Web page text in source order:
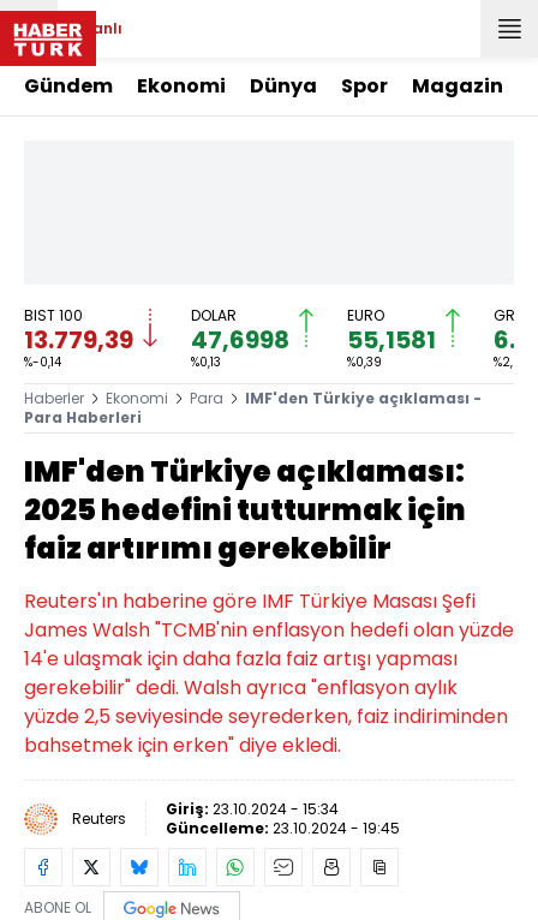
Canlı
Gündem Ekonomi Dünya Spor Magazin
BIST 100
13.779,39
%-0,14
DOLAR
47,6998
%0,13
EURO
55,1581
%0,39 %2,59
Haberler Ekonomi Para
IMF'den Türkiye açıklaması -
Para Haberleri
IMF'den Türkiye açıklaması:
2025 hedefini tutturmak için
faiz artırımı gerekebilir
Reuters'ın haberine göre IMF Türkiye Masası Şefi
James Walsh "TCMB'nin enflasyon hedefi olan yüzde
14'e ulaşmak için daha fazla faiz artışı yapması
gerekebilir" dedi. Walsh ayrıca "enflasyon aylık
yüzde 2,5 seviyesinde seyrederken, faiz indiriminden
bahsetmek için erken" diye ekledi.
Reuters Giriş: 23.10.2024 - 15:34
Güncelleme: 23.10.2024 - 19:45
ABONE OL